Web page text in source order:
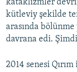
kataklizmler
kütleviy şekilde
arasında
davrana edi.
2014 senesi